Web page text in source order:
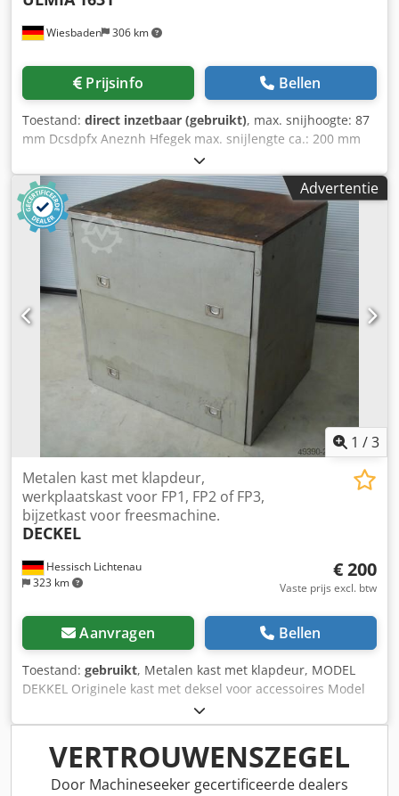
onderdelen- en poederbeheer voor de industriële
printen. Dankzij het grote bouwvolume biedt de machine
veel flexibiliteit wat betreft afmetingen, aantallen en
Technische gegevens TruPrint 3000 Bouwvolume (cilinder)
mm x mm: Ø 300 x H 400 Verwerkbare materialen: Lasbare
metalen in poedervorm, zoals: roestvast staal,
gereedschapsstaal, aluminium, nikkelbasislegeringen,
kobalt-chroom, koper, titanium of edelmetaallegeringen.
Bouwsnelheid cm³/h 5 – 60 Laagdikte μm 20 – 150
Laserbron (TRUMPF-fiberlaser) W 500 Straaldiameter μm
100 – 500 O₂-concentratie ppm 100 Belichtingssnelheid
(poederbed) m/s 3 Monitoring – Conditiebewaking,
prestatiebewaking. Optie: Poederbedbewaking.
Voorverwarming (substraatplaat) °C 200 Beschermgas –
Stikstof, argon Voeding V / A / Hz 400 – 32 – 50/60
Afmetingen (incl. filter) mm 3385 x 1435 x 2225 Gewicht
(incl. filter) kg 4300 Wijzigingen voorbehouden. De
specificaties in onze offerte en orderbevestiging zijn
bindend. Technische gegevens TruPrint 3000 Tab. 3
Wiesbaden 306 km
Prijsinfo Bellen
Toestand: direct inzetbaar (gebruikt), max. snijhoogte: 87
mm Dcsdpfx Aneznh Hfegek max. snijlengte ca.: 200 mm
zaagblad-ø max.: 250 mm zaagbladtoerentallen via
versnellingsbak ca.: 90 - 4000 toeren/min aandrijfmotor:
380 V, 1,2 kW benodigde ruimte: 1050 x 750 x 1100 mm
gewicht ca.: 210 kg
Advertentie
1 /3
Hessisch Lichtenau
323 km
Metalen kast met klapdeur,
werkplaatskast voor FP1, FP2 of FP3,
bijzetkast voor freesmachine.
DECKEL
€ 200
Vaste prijs excl. btw
Aanvragen Bellen
Toestand: gebruikt, Metalen kast met klapdeur, MODEL
DEKKEL Originele kast met deksel voor accessoires Model
DEKKEL FP1 / FP2 / FP3 met 2 uitschuifbare bodems zonder
inhoud Lengte: 1000 mm Dcsdpfx Anjznn Hxsgek Breedte:
750 mm Hoogte: 960 mm
VERTROUWENSZEGEL
Door Machineseeker gecertificeerde dealers